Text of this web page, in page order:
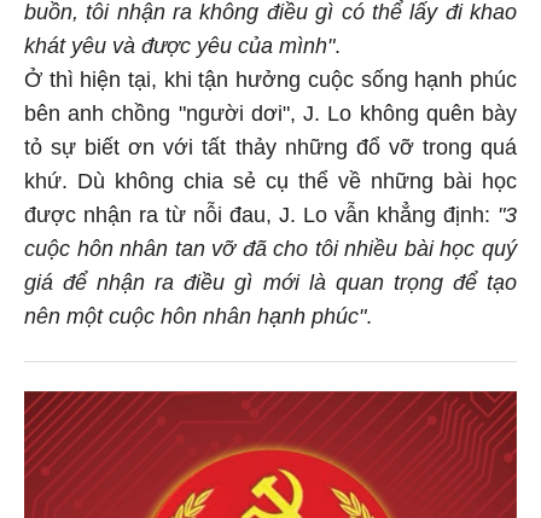
buồn, tôi nhận ra không điều gì có thể lấy đi khao
khát yêu và được yêu của mình".
Ở thì hiện tại, khi tận hưởng cuộc sống hạnh phúc
bên anh chồng "người dơi", J. Lo không quên bày
tỏ sự biết ơn với tất thảy những đổ vỡ trong quá
khứ. Dù không chia sẻ cụ thể về những bài học
được nhận ra từ nỗi đau, J. Lo vẫn khẳng định: "3
cuộc hôn nhân tan vỡ đã cho tôi nhiều bài học quý
giá để nhận ra điều gì mới là quan trọng để tạo
nên một cuộc hôn nhân hạnh phúc".